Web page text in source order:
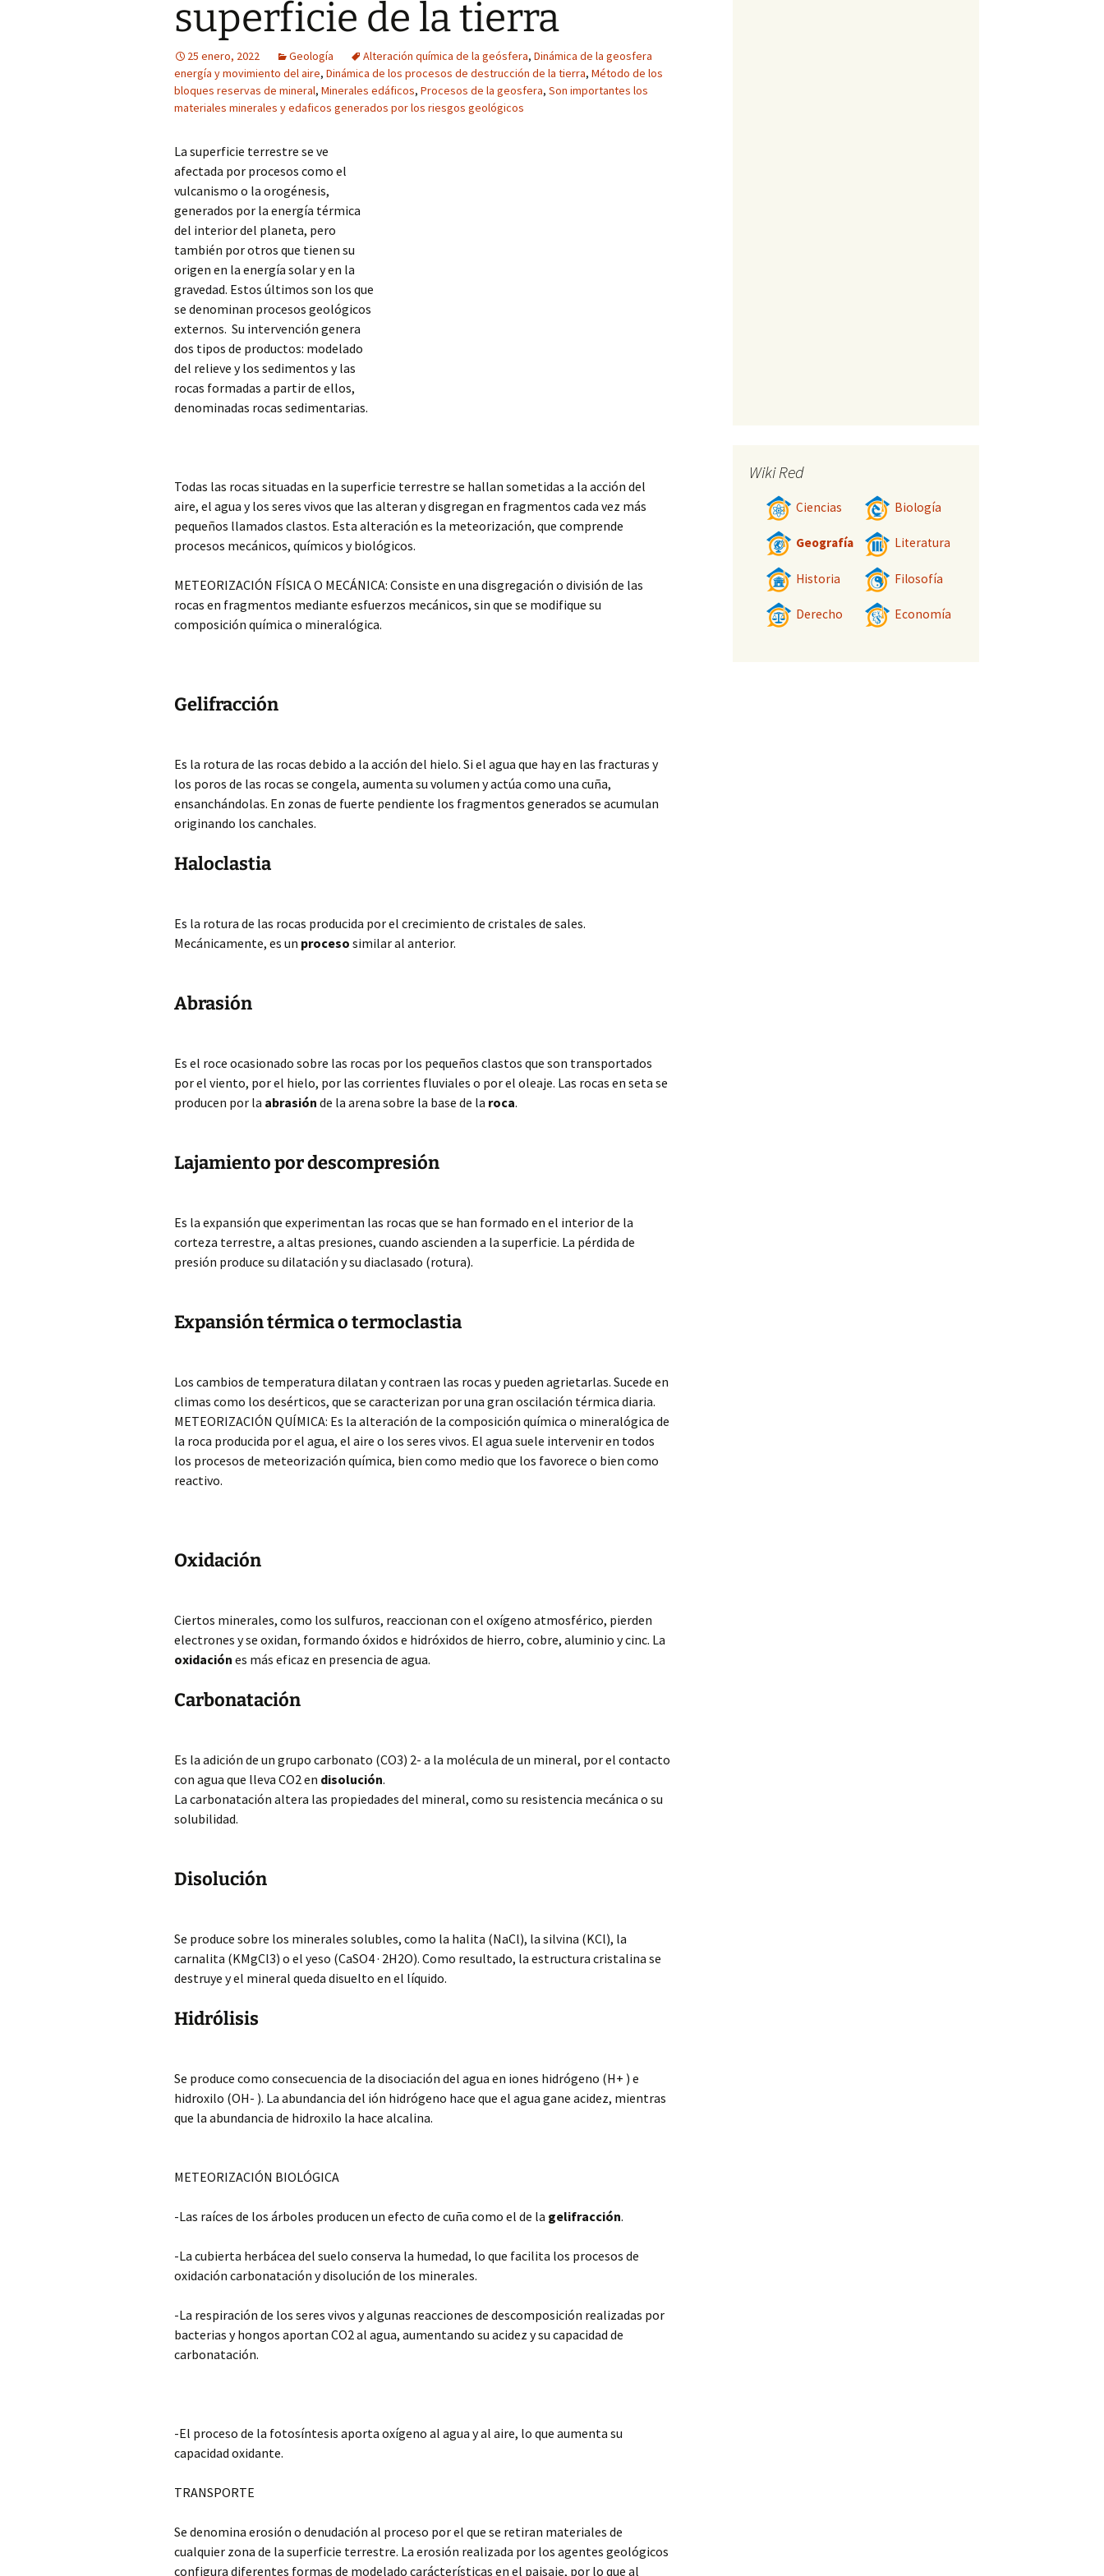
superficie de la tierra
25 enero, 2022 Geología Alteración química de la geósfera, Dinámica de la geosfera
energía y movimiento del aire, Dinámica de los procesos de destrucción de la tierra, Método de los
bloques reservas de mineral, Minerales edáficos, Procesos de la geosfera, Son importantes los
materiales minerales y edaficos generados por los riesgos geológicos
La superficie terrestre se ve
afectada por procesos como el
vulcanismo o la orogénesis,
generados por la energía térmica
del interior del planeta, pero
también por otros que tienen su
origen en la energía solar y en la
gravedad. Estos últimos son los que
se denominan procesos geológicos
externos. Su intervención genera
dos tipos de productos: modelado
del relieve y los sedimentos y las
rocas formadas a partir de ellos,
denominadas rocas sedimentarias.
Todas las rocas situadas en la superficie terrestre se hallan sometidas a la acción del
aire, el agua y los seres vivos que las alteran y disgregan en fragmentos cada vez más
pequeños llamados clastos. Esta alteración es la meteorización, que comprende
procesos mecánicos, químicos y biológicos.
METEORIZACIÓN FÍSICA O MECÁNICA: Consiste en una disgregación o división de las
rocas en fragmentos mediante esfuerzos mecánicos, sin que se modifique su
composición química o mineralógica.
Gelifracción
Es la rotura de las rocas debido a la acción del hielo. Si el agua que hay en las fracturas y
los poros de las rocas se congela, aumenta su volumen y actúa como una cuña,
ensanchándolas. En zonas de fuerte pendiente los fragmentos generados se acumulan
originando los canchales.
Haloclastia
Es la rotura de las rocas producida por el crecimiento de cristales de sales.
Mecánicamente, es un proceso similar al anterior.
Abrasión
Es el roce ocasionado sobre las rocas por los pequeños clastos que son transportados
por el viento, por el hielo, por las corrientes fluviales o por el oleaje. Las rocas en seta se
producen por la abrasión de la arena sobre la base de la roca.
Lajamiento por descompresión
Es la expansión que experimentan las rocas que se han formado en el interior de la
corteza terrestre, a altas presiones, cuando ascienden a la superficie. La pérdida de
presión produce su dilatación y su diaclasado (rotura).
Expansión térmica o termoclastia
Los cambios de temperatura dilatan y contraen las rocas y pueden agrietarlas. Sucede en
climas como los desérticos, que se caracterizan por una gran oscilación térmica diaria.
METEORIZACIÓN QUÍMICA: Es la alteración de la composición química o mineralógica de
la roca producida por el agua, el aire o los seres vivos. El agua suele intervenir en todos
los procesos de meteorización química, bien como medio que los favorece o bien como
reactivo.
Oxidación
Ciertos minerales, como los sulfuros, reaccionan con el oxígeno atmosférico, pierden
electrones y se oxidan, formando óxidos e hidróxidos de hierro, cobre, aluminio y cinc. La
oxidación es más eficaz en presencia de agua.
Carbonatación
Es la adición de un grupo carbonato (CO3) 2- a la molécula de un mineral, por el contacto
con agua que lleva CO2 en disolución.
La carbonatación altera las propiedades del mineral, como su resistencia mecánica o su
solubilidad.
Disolución
Se produce sobre los minerales solubles, como la halita (NaCl), la silvina (KCl), la
carnalita (KMgCl3) o el yeso (CaSO4 · 2H2O). Como resultado, la estructura cristalina se
destruye y el mineral queda disuelto en el líquido.
Hidrólisis
Se produce como consecuencia de la disociación del agua en iones hidrógeno (H+ ) e
hidroxilo (OH- ). La abundancia del ión hidrógeno hace que el agua gane acidez, mientras
que la abundancia de hidroxilo la hace alcalina.
METEORIZACIÓN BIOLÓGICA
-Las raíces de los árboles producen un efecto de cuña como el de la gelifracción.
-La cubierta herbácea del suelo conserva la humedad, lo que facilita los procesos de
oxidación carbonatación y disolución de los minerales.
-La respiración de los seres vivos y algunas reacciones de descomposición realizadas por
bacterias y hongos aportan CO2 al agua, aumentando su acidez y su capacidad de
carbonatación.
-El proceso de la fotosíntesis aporta oxígeno al agua y al aire, lo que aumenta su
capacidad oxidante.
TRANSPORTE
Se denomina erosión o denudación al proceso por el que se retiran materiales de
cualquier zona de la superficie terrestre. La erosión realizada por los agentes geológicos
configura diferentes formas de modelado carácterísticas en el paisaje, por lo que al
Wiki Red
Ciencias Biología
Geografía Literatura
Historia Filosofía
Derecho Economía